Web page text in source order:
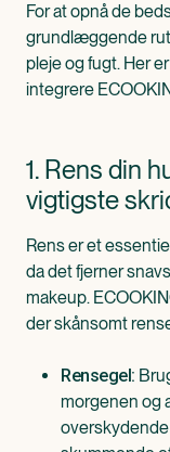
For at opnå de
grundlæggende
pleje og fugt. Her
integrere
1. Rens din
vigtigste
Rens er et
da det fjerner
makeup.
der skånsomt
Rensegel:
morgenen og
overskydende